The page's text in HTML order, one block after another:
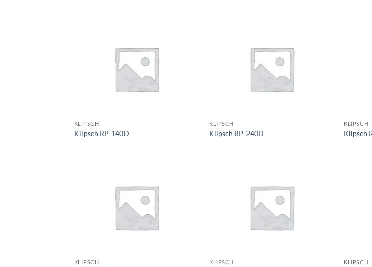
KLIPSCH
Klipsch RP-140D
KLIPSCH
Klipsch RP-240D
KLIPSCH
Klipsch
KLIPSCH KLIPSCH KLIPSCH